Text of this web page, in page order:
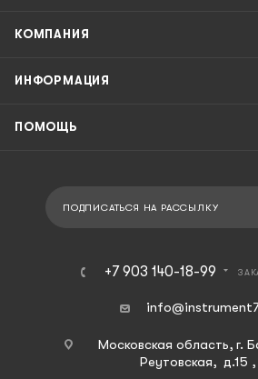
КОМПАНИЯ
ИНФОРМАЦИЯ
ПОМОЩЬ
ПОДПИСАТЬСЯ НА РАССЫЛКУ
+7 903 140-18-99
Московская область, г.
Реутовская, д.15